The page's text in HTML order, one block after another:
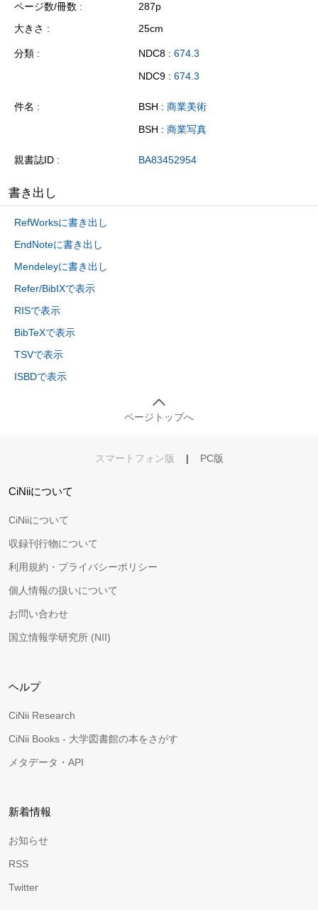
ページ数/冊数
287p
大きさ
25cm
分類 NDC8 : 674.3
NDC9 : 674.3
件名 BSH : 商業美術
BSH : 商業写真
親書誌ID BA83452954
書き出し
RefWorksに書き出し
EndNoteに書き出し
Mendeleyに書き出し
Refer/BibIXで表示
RISで表示
BibTeXで表示
TSVで表示
ISBDで表示
ページトップへ
スマートフォン版 | PC版
CiNiiについて
CiNiiについて
収録刊行物について
利用規約・プライバシーポリシー
個人情報の扱いについて
お問い合わせ
国立情報学研究所 (NII)
ヘルプ
CiNii Research
CiNii Books - 大学図書館の本をさがす
メタデータ・API
新着情報
お知らせ
RSS
Twitter